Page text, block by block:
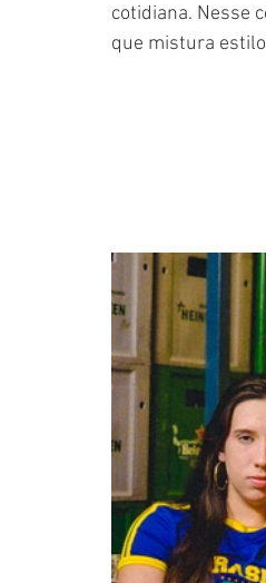
cotidiana. Nesse
que mistura